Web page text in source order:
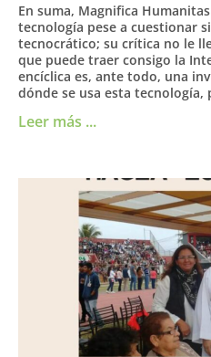
En suma, Magnifica
tecnología pese a cuestionar
tecnocrático; su crítica no le
que puede traer consigo la
encíclica es, ante todo, una
dónde se usa esta tecnología,
Leer más ...